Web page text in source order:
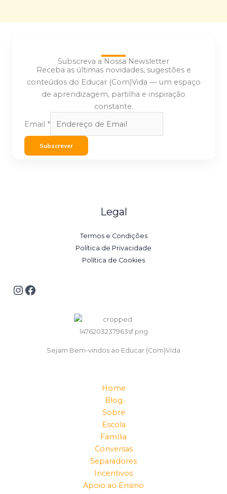
Subscreva a Nossa Newsletter
Receba as últimas novidades, sugestões e
conteúdos do Educar (Com)Vida — um espaço
de aprendizagem, partilha e inspiração
constante.
Email *
Subscrever
Legal
Termos e Condições
Política de Privacidade
Política de Cookies
Sejam Bem-vindos ao Educar (Com)Vida
Home
Blog
Sobre
Escola
Família
Conversas
Separadores
Incentivos
Apoio ao Ensino